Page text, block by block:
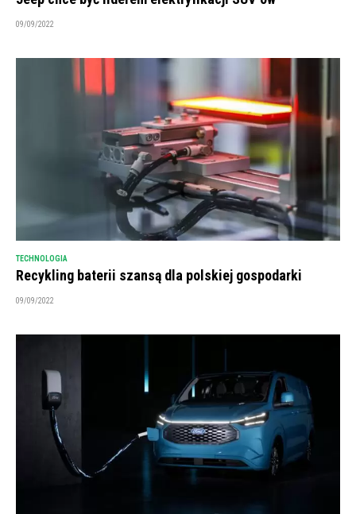
09/09/2022
TECHNOLOGIA
Recykling baterii szansą dla polskiej gospodarki
09/09/2022